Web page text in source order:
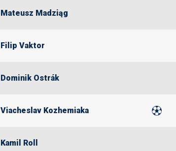
Mateusz Madziąg
Filip Vaktor
Dominik Ostrák
Viacheslav Kozhemiaka
Kamil Roll